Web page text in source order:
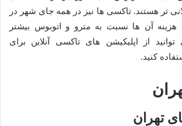
تر هستند. تاکسی ها نیز در همه جای شهر در
آن ها نسبت به مترو و اتوبوس بیشتر
از اپلیکیشن های تاکسی آنلاین برای
کنید.
تهران